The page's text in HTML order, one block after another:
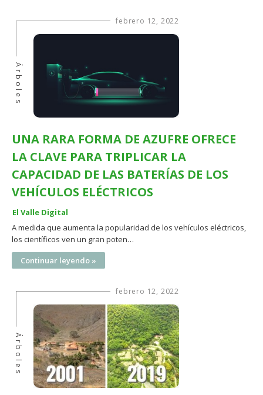
febrero 12, 2022
Árboles
UNA RARA FORMA DE AZUFRE OFRECE
LA CLAVE PARA TRIPLICAR LA
CAPACIDAD DE LAS BATERÍAS DE LOS
VEHÍCULOS ELÉCTRICOS
El Valle Digital
A medida que aumenta la popularidad de los vehículos eléctricos,
los científicos ven un gran poten…
Continuar leyendo »
febrero 12, 2022
Árboles